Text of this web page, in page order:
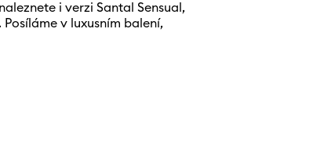
i verzi Santal Sensual,
v luxusním balení,